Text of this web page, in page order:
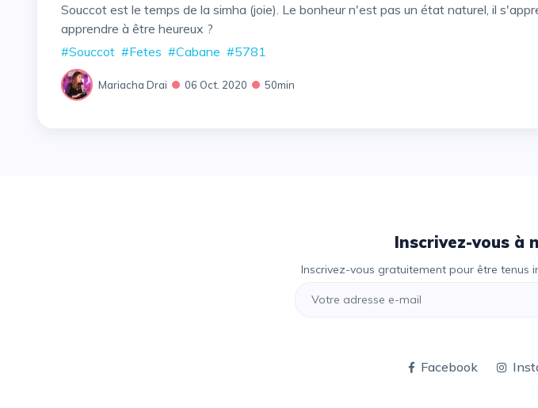
Souccot est le temps de la simha (joie). Le bonheur n'est pas un état naturel, il s'apprend... comment
apprendre à être heureux ?
#Souccot #Fetes #Cabane #5781
Mariacha Drai 06 Oct. 2020 50min
Inscrivez-vous
Inscrivez-vous gratuitement pour être tenus
Facebook